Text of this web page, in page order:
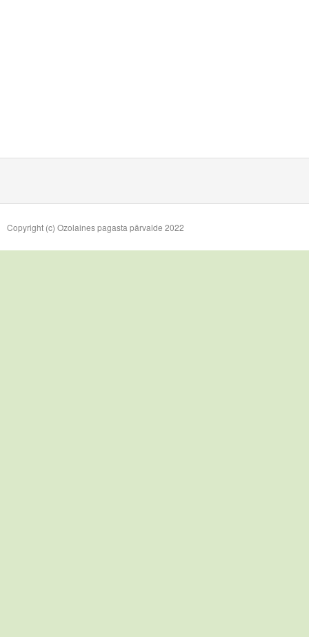
Copyright (c) Ozolaines pagasta pārvalde 2022